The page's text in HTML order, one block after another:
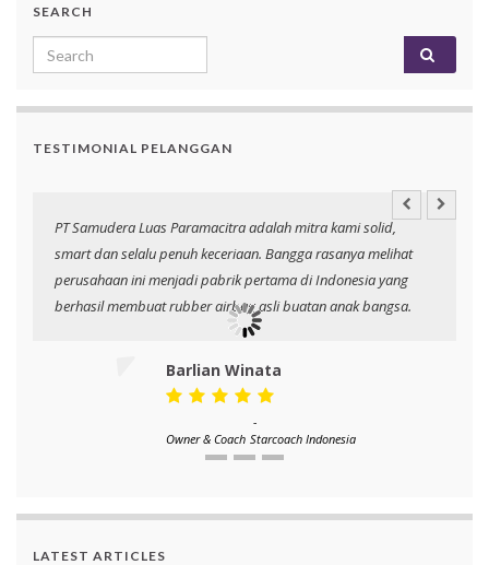
SEARCH
Search for:
TESTIMONIAL PELANGGAN
PT Samudera Luas Paramacitra adalah mitra kami solid,
smart dan selalu penuh keceriaan. Bangga rasanya melihat
perusahaan ini menjadi pabrik pertama di Indonesia yang
berhasil membuat rubber airbag asli buatan anak bangsa.
Barlian Winata
Owner & Coach
-
Starcoach Indonesia
LATEST ARTICLES